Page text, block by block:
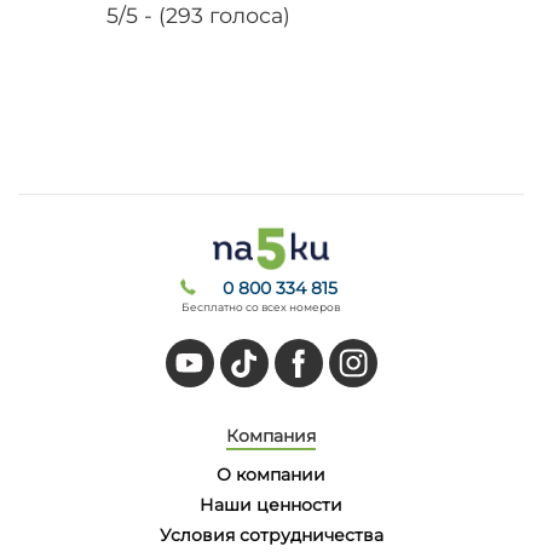
5/5 - (293 голоса)
0 800 334 815
Бесплатно со всех номеров
Компания
О компании
Наши ценности
Условия сотрудничества